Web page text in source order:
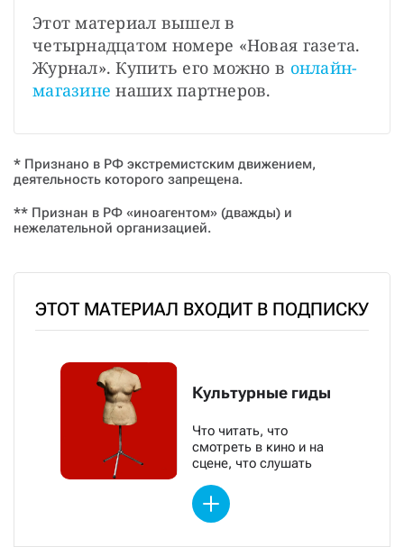
Этот материал вышел в
четырнадцатом номере «Новая газета.
Журнал». Купить его можно в онлайн-
магазине наших партнеров.
* Признано в РФ экстремистским движением,
деятельность которого запрещена.
** Признан в РФ «иноагентом» (дважды) и
нежелательной организацией.
ЭТОТ МАТЕРИАЛ ВХОДИТ В ПОДПИСКУ
Культурные гиды
Что читать, что
смотреть в кино и на
сцене, что слушать